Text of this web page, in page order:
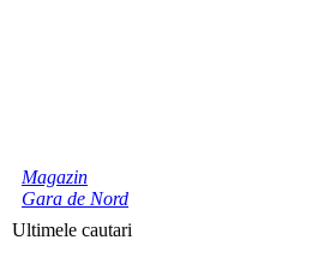
Magazin
Gara de Nord
Ultimele cautari